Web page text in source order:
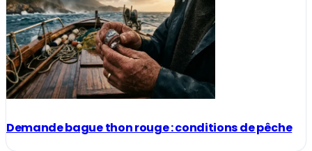
Demande bague thon rouge : conditions de pêche